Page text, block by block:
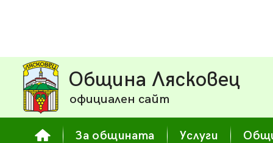
Община Лясковец
официален сайт
За общината Услуги